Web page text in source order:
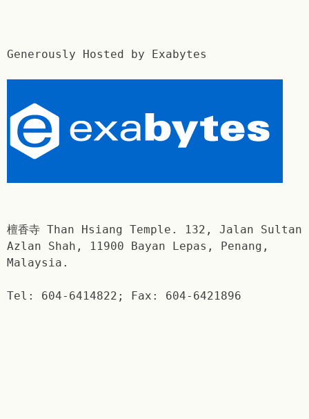
Generously Hosted by Exabytes
檀香寺 Than Hsiang Temple. 132, Jalan Sultan
Azlan Shah, 11900 Bayan Lepas, Penang,
Malaysia.
Tel: 604-6414822; Fax: 604-6421896